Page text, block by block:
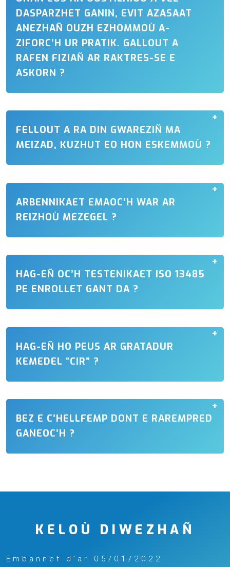
DASPARZHET GANIN, EVIT AZASAAT
ANEZHAÑ OUZH EZHOMMOÙ A-
ZIFORC’H UR PRATIK. GALLOUT A
RAFEN FIZIAÑ AR RAKTRES-SE E
ASKORN ?
FELLOUT A RA DIN GWAREZIÑ MA
MEIZAD, KUZHUT EO HON ESKEMMOÙ ?
ARBENNIKAET EMAOC’H WAR AR
REIZHOÙ MEZEGEL ?
HAG-EÑ OC’H TESTENIKAET ISO 13485
PE ENROLLET GANT DA ?
HAG-EÑ HO PEUS AR GRATADUR
KEMEDEL “CIR” ?
BEZ E C’HELLFEMP DONT E RAREMPRED
GANEOC’H ?
KELOÙ DIWEZHAÑ
Embannet d’ar 05/01/2022